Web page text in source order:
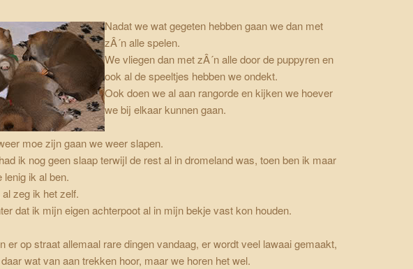
Nadat we wat gegeten hebben gaan we dan met
zÂ´n alle spelen.
We vliegen dan met zÂ´n alle door de puppyren en
ook al de speeltjes hebben we ondekt.
Ook doen we al aan rangorde en kijken we hoever
we bij elkaar kunnen gaan.
moe zijn gaan we weer slapen.
ik nog geen slaap terwijl de rest al in dromeland was, toen ben ik maar
ik al ben.
zeg ik het zelf.
dat ik mijn eigen achterpoot al in mijn bekje vast kon houden.
er op straat allemaal rare dingen vandaag, er wordt veel lawaai gemaakt,
wat van aan trekken hoor, maar we horen het wel.